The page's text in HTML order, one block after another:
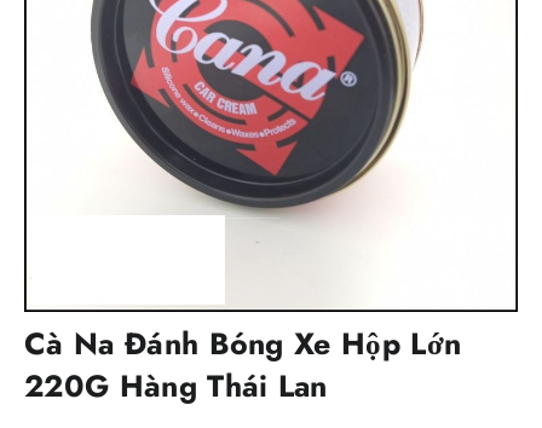
Cà Na Đánh Bóng Xe Hộp Lớn
220G Hàng Thái Lan